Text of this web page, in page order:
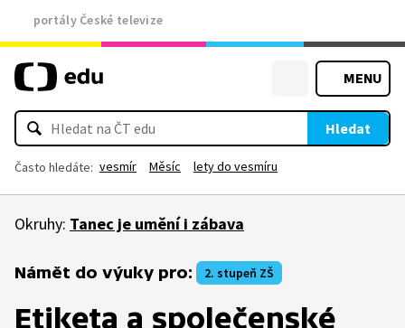
portály České televize
MENU
Hledat
Často hledáte: vesmír Měsíc lety do vesmíru
Okruhy: Tanec je umění i zábava
Námět do výuky pro: 2. stupeň ZŠ
Etiketa a společenské